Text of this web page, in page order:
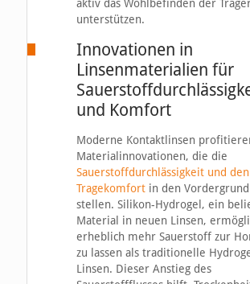
aktiv das Wohlbefinden der
unterstützen.
Innovationen in
Linsenmaterialien für
und Komfort
Moderne Kontaktlinsen
Materialinnovationen, die die
Sauerstoffdurchlässigkeit und den
Tragekomfortin den Vordergrund
stellen. Silikon-Hydrogel, ein
Material in neuen Linsen,
erheblich mehr Sauerstoff zur
zu lassen als traditionelle
Linsen. Dieser Anstieg des